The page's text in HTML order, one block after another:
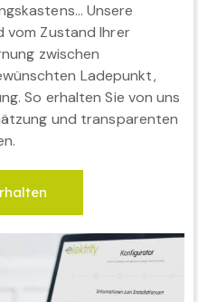
Unsere
vom Zustand Ihrer
zwischen
Ladepunkt,
So erhalten Sie von uns
und transparenten